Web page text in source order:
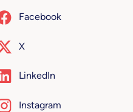
Facebook
X
LinkedIn
Instagram